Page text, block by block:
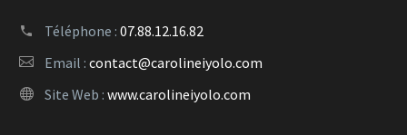
Téléphone : 07.88.12.16.82
Email : contact@carolineiyolo.com
Site Web : www.carolineiyolo.com